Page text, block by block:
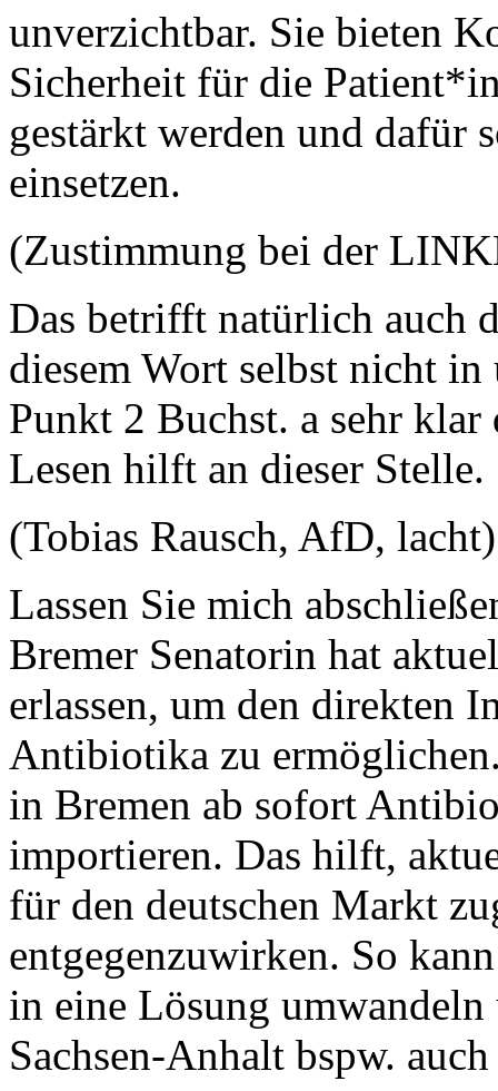
unverzichtbar. Sie bieten
Sicherheit für die
gestärkt werden und dafür
einsetzen.
(Zustimmung bei der
Das betrifft natürlich auch
diesem Wort selbst nicht
Punkt 2 Buchst. a sehr klar
Lesen hilft an dieser Stelle.
(Tobias Rausch, AfD, lacht)
Lassen Sie mich
Bremer Senatorin hat
erlassen, um den direkten
Antibiotika zu
in Bremen ab sofort
importieren. Das hilft,
für den deutschen Markt
entgegenzuwirken. So
in eine Lösung
Sachsen-Anhalt bspw.